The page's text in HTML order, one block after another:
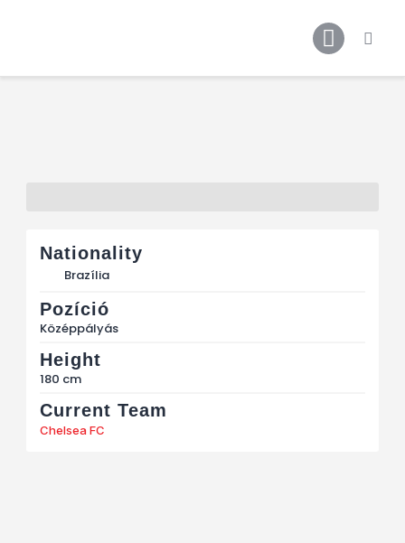
Nationality
Brazília
Pozíció
Középpályás
Height
180 cm
Current Team
Chelsea FC